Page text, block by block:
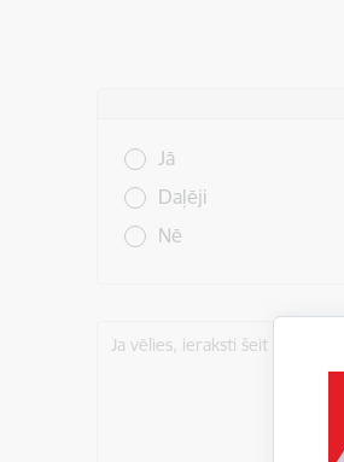
Jā
Daļēji
Nē
Ja vēlies, ieraksti šeit komentāru